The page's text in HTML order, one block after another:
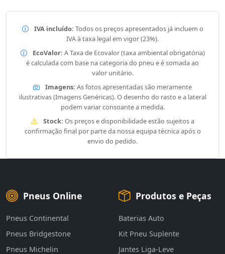
IVA incluído: Todos os preços apresentados já incluem o
IVA à taxa legal em vigor (23%).
EcoValor: A Taxa de Ecovalor (taxa ambiental obrigatória)
é calculada com base na categoria do pneu e é somada ao
valor unitário.
Imagens: As fotos apresentadas são meramente
ilustrativas (Imagens Genéricas). O desenho do rasto e a lateral
podem variar consoante a medida.
Stock: Os preços e disponibilidade estão sujeitos a
confirmação final por parte da nossa equipa técnica após o
envio do pedido.
Pneus Online
Pneus Continental
Pneus Bridgestone
Pneus Michelin
Produtos e Peças
Baterias Auto
Kit Pneu Suplente
Jantes Liga-Leve